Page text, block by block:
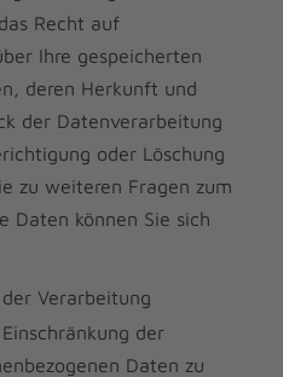
Recht auf
Ihre gespeicherten
deren Herkunft und
der Datenverarbeitung
oder Löschung
zu weiteren Fragen zum
Daten können Sie sich
Verarbeitung
der
Daten zu